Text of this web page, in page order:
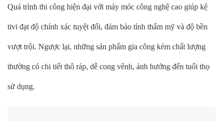
Quá trình thi công hiện đại với máy móc công nghệ cao giúp kệ
tivi đạt độ chính xác tuyệt đối, đảm bảo tính thẩm mỹ và độ bền
vượt trội. Ngược lại, những sản phẩm gia công kém chất lượng
thường có chi tiết thô ráp, dễ cong vênh, ảnh hưởng đến tuổi thọ
sử dụng.